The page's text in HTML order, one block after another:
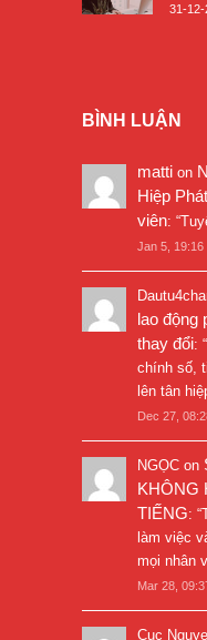
31-12-
BÌNH LUẬN
matti on
Hiệp
viên: “
Jan 5, 19:16
lao động
thay đổi: “
chính số,
lên tân
Dec 27,
NGỌC on
KHÔNG
TIẾNG: “
làm việc
mọi nhân
Mar 28,
Cuc